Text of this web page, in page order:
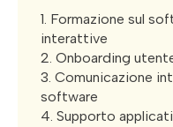
1. Formazione sul
interattive
2. Onboarding
3. Comunicazione
software
4. Supporto